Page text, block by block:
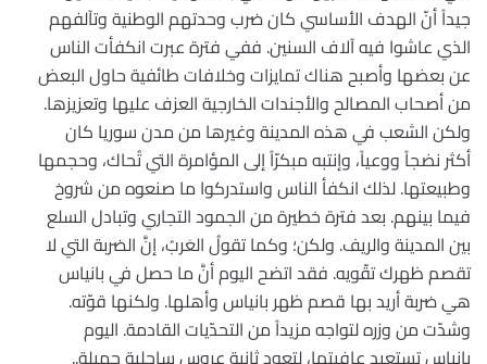
جيداً أنّ الهدف الأساسي كان ضرب وحدتهم الوطنية وتآلفهم
الذي عاشوا فيه آلاف السنين. ففي فترة عبرت انكفأت الناس
عن بعضها وأصبح هناك تمايزات وخلافات طائفية حاول البعض
من أصحاب المصالح والأجندات الخارجية العزف عليها وتعزيزها.
ولكن الشعب في هذه المدينة وغيرها من مدن سوريا كان
أكثر نضجاً ووعياً، وإنتبه مبكرّاً إلى المؤامرة التي تُحاك، وحجمها
وطبيعتها. لذلك انكفأ الناس واستدركوا ما صنعوه من شروخ
فيما بينهم. بعد فترة خطيرة من الجمود التجاري وتبادل السلع
بين المدينة والريف. ولكن؛ وكما تقولُ العَربُ، إنَّ الضربة التي لا
تقصم ظهرك تقّويه. فقد اتضح اليوم أنَّ ما حصل في بانياس
هي ضربة أريد بها قصم ظهر بانياس وأهلها. ولكنها قوّته.
وشدّت من وزره لتواجه مزيداً من التحدّيات القادمة. اليوم